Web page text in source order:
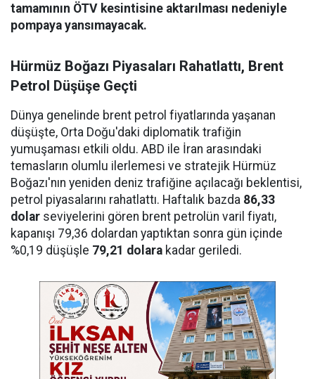
tamamının ÖTV kesintisine aktarılması nedeniyle
pompaya yansımayacak.
Hürmüz Boğazı Piyasaları Rahatlattı, Brent
Petrol Düşüşe Geçti
Dünya genelinde brent petrol fiyatlarında yaşanan
düşüşte, Orta Doğu'daki diplomatik trafiğin
yumuşaması etkili oldu. ABD ile İran arasındaki
temasların olumlu ilerlemesi ve stratejik Hürmüz
Boğazı'nın yeniden deniz trafiğine açılacağı beklentisi,
petrol piyasalarını rahatlattı. Haftalık bazda 86,33
dolar seviyelerini gören brent petrolün varil fiyatı,
kapanışı 79,36 dolardan yaptıktan sonra gün içinde
%0,19 düşüşle 79,21 dolara kadar geriledi.